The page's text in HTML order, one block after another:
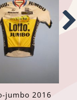
jumbo 2016